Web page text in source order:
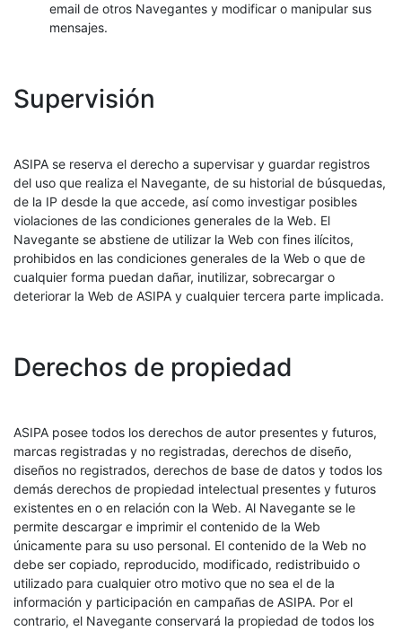
email de otros Navegantes y modificar o manipular sus
mensajes.
Supervisión
ASIPA se reserva el derecho a supervisar y guardar registros
del uso que realiza el Navegante, de su historial de búsquedas,
de la IP desde la que accede, así como investigar posibles
violaciones de las condiciones generales de la Web. El
Navegante se abstiene de utilizar la Web con fines ilícitos,
prohibidos en las condiciones generales de la Web o que de
cualquier forma puedan dañar, inutilizar, sobrecargar o
deteriorar la Web de ASIPA y cualquier tercera parte implicada.
Derechos de propiedad
ASIPA posee todos los derechos de autor presentes y futuros,
marcas registradas y no registradas, derechos de diseño,
diseños no registrados, derechos de base de datos y todos los
demás derechos de propiedad intelectual presentes y futuros
existentes en o en relación con la Web. Al Navegante se le
permite descargar e imprimir el contenido de la Web
únicamente para su uso personal. El contenido de la Web no
debe ser copiado, reproducido, modificado, redistribuido o
utilizado para cualquier otro motivo que no sea el de la
información y participación en campañas de ASIPA. Por el
contrario, el Navegante conservará la propiedad de todos los